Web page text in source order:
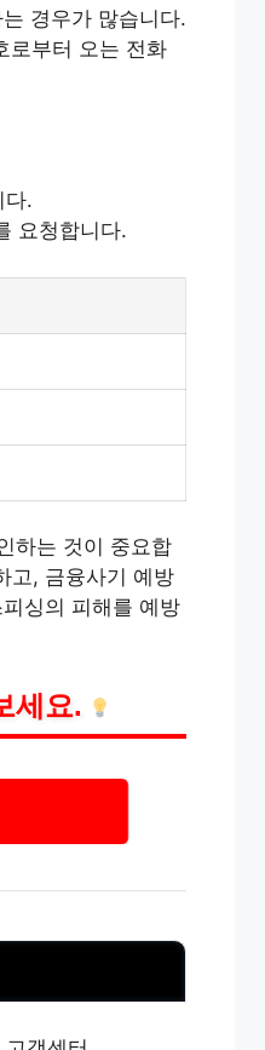
경우가 많습니다.
로부터 오는 전화
다.
요청합니다.
하는 것이 중요합
고, 금융사기 예방
싱의 피해를 예방
세요.